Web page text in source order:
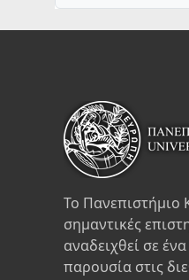
Το Πανεπιστήμιο
σημαντικές
αναδειχθεί σε
παρουσία στις